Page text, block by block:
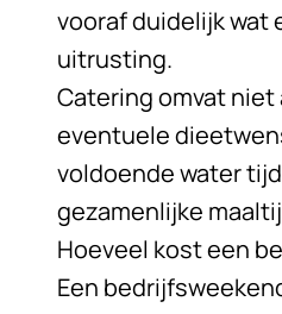
vooraf duidelijk wat
uitrusting.
Catering omvat
eventuele
voldoende water
gezamenlijke
Hoeveel kost een
Een